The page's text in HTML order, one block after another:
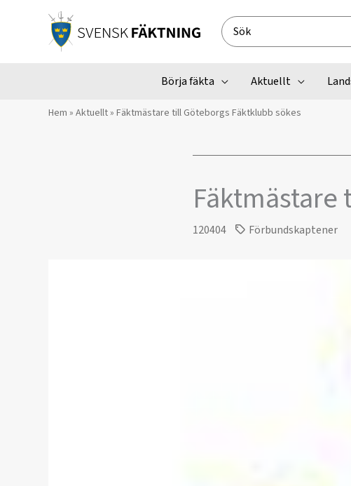
Search
for:
Börja fäkta Aktuellt
Hem » Aktuellt» Fäktmästare till Göteborgs Fäktklubb sökes
120404 Förbundskaptener